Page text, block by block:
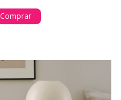
Comprar